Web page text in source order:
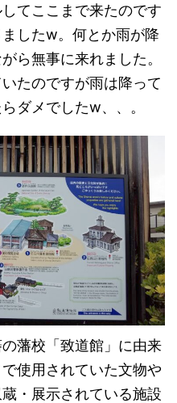
てここまで来たのです
したw。何とか雨が降
ら無事に来れました。
たのですが雨は降って
ダメでしたw、、。
藩校「致道館」に由来
使用されていた文物や
・展示されている施設